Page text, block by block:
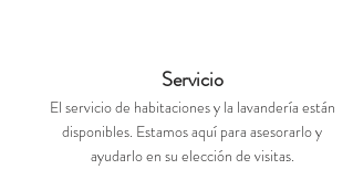
Servicio
El servicio de habitaciones y la lavandería están
disponibles. Estamos aquí para asesorarlo y
ayudarlo en su elección de visitas.